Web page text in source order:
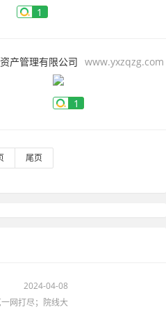
1
产管理有限公司 www.yxzqzg.com
1
尾页
2024-04-08
网打尽；院线大